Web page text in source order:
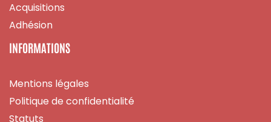
Acquisitions
Adhésion
INFORMATIONS
Mentions légales
Politique de confidentialité
Statuts